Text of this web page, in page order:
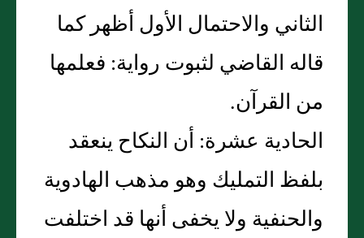
الثاني والاحتمال الأول أظهر كما
قاله القاضي لثبوت رواية: فعلمها
من القرآن.
الحادية عشرة: أن النكاح ينعقد
بلفظ التمليك وهو مذهب الهادوية
والحنفية ولا يخفى أنها قد اختلفت